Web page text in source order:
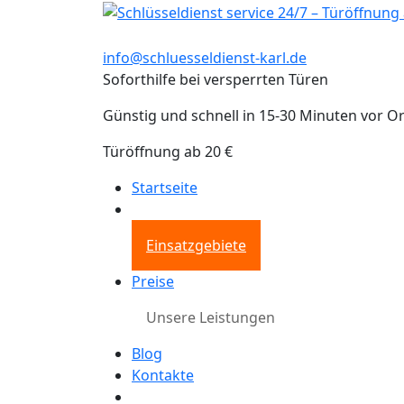
info@schluesseldienst-karl.de
Soforthilfe bei versperrten Türen
Günstig und schnell in 15-30 Minuten vor
Türöffnung ab 20 €
Startseite
Einsatzgebiete
Preise
Unsere Leistungen
Blog
Kontakte